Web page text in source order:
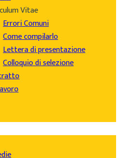
Vitae
Errori Comuni
Come compilarlo
Lettera di presentazione
Colloquio di selezione